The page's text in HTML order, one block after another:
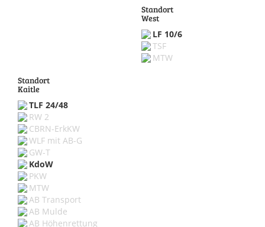
Standort
West
LF 10/6
TSF
MTW
Standort
Kaitle
TLF 24/48
RW 2
CBRN-ErkKW
WLF mit AB-G
GW-T
KdoW
PKW
MTW
AB Transport
AB Mulde
AB Höhenrettung